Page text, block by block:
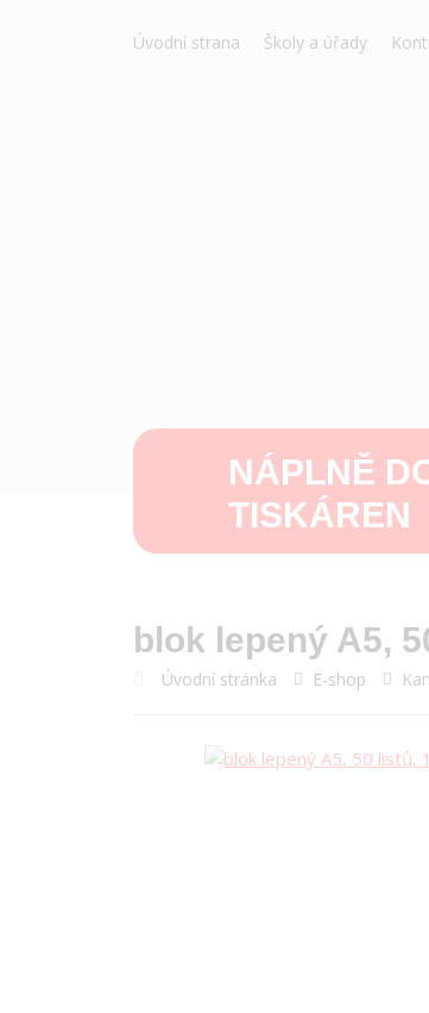
Úvodní strana Školy a úřady
NÁPLNĚ
TISKÁREN
blok lepený A5,
Úvodní stránka E-shop